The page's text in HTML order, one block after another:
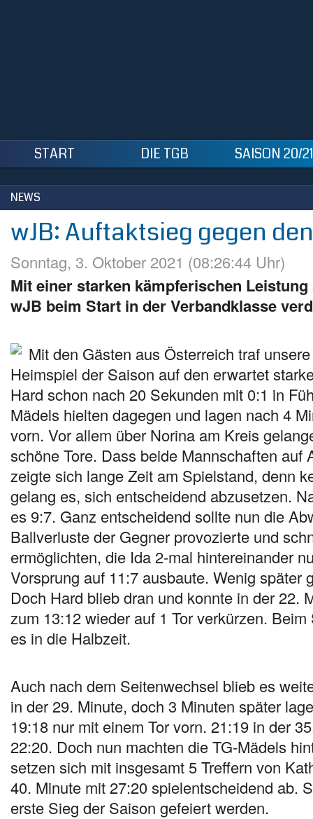
START DIE TGB SAISON 20/21
NEWS
wJB: Auftaktsieg gegen
Sonntag, 3. Oktober 2021 (08:26:44 Uhr)
Mit einer starken kämpferischen
wJB beim Start in der Verbandklasse
Mit den Gästen aus Österreich traf
Heimspiel der Saison auf den erwartet
Hard schon nach 20 Sekunden mit 0:1 in
Mädels hielten dagegen und lagen nach 4
vorn. Vor allem über Norina am Kreis
schöne Tore. Dass beide Mannschaften auf
zeigte sich lange Zeit am Spielstand, denn
gelang es, sich entscheidend abzusetzen.
es 9:7. Ganz entscheidend sollte nun die
Ballverluste der Gegner provozierte und
ermöglichten, die Ida 2-mal hintereinander
Vorsprung auf 11:7 ausbaute. Wenig später
Doch Hard blieb dran und konnte in der 22.
zum 13:12 wieder auf 1 Tor verkürzen.
es in die Halbzeit.
Auch nach dem Seitenwechsel blieb es
in der 29. Minute, doch 3 Minuten später
19:18 nur mit einem Tor vorn. 21:19 in der
22:20. Doch nun machten die TG-Mädels
setzen sich mit insgesamt 5 Treffern von
40. Minute mit 27:20 spielentscheidend ab.
erste Sieg der Saison gefeiert werden.